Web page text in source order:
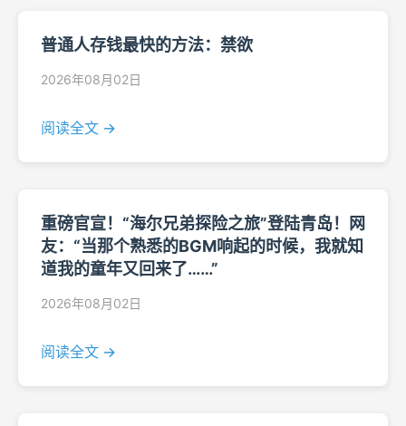
普通人存钱最快的方法：禁欲
2026年08月02日
阅读全文 →
重磅官宣！“海尔兄弟探险之旅”登陆青岛！网
友：“当那个熟悉的BGM响起的时候，我就知
道我的童年又回来了……”
2026年08月02日
阅读全文 →